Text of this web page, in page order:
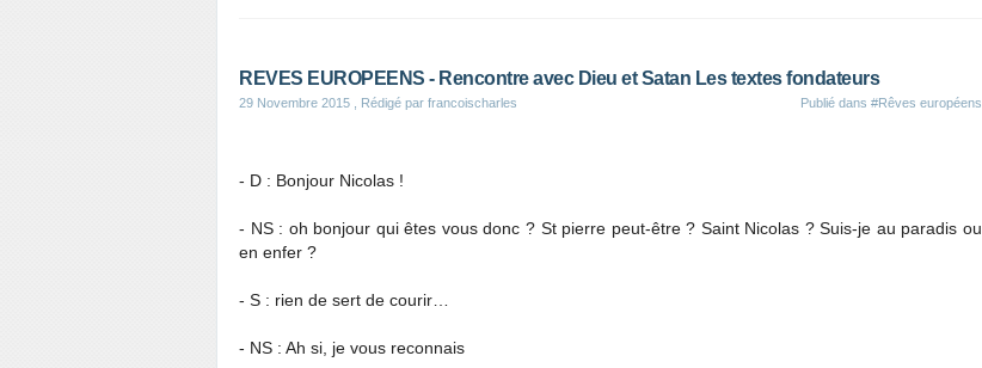
REVES EUROPEENS - Rencontre avec Dieu et Satan Les textes fondateurs
29 Novembre 2015 , Rédigé par francoischarles Publié dans #Rêves européens
- D : Bonjour Nicolas !
- NS : oh bonjour qui êtes vous donc ? St pierre peut-être ? Saint Nicolas ? Suis-je au paradis ou
en enfer ?
- S : rien de sert de courir…
- NS : Ah si, je vous reconnais